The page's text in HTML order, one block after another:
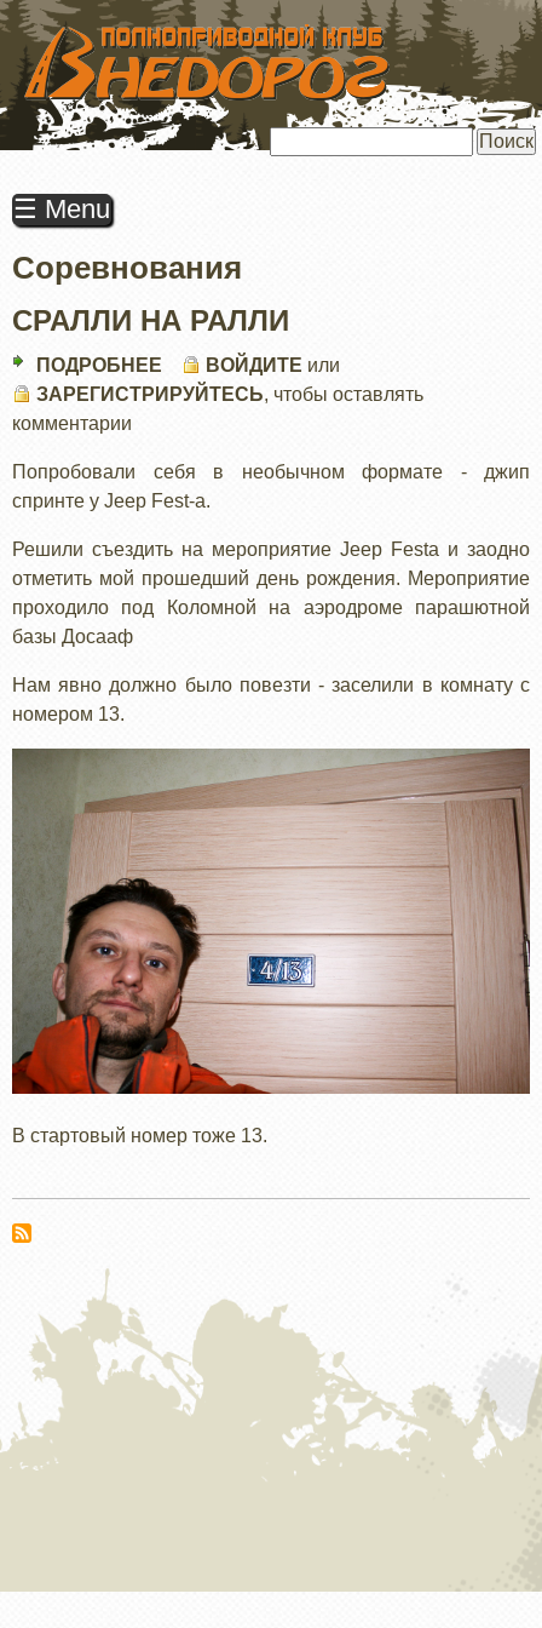
ПЕРЕЙТИ
ОСНОВНОМУ
СОДЕРЖАНИЮ
☰ Menu
Соревнования
СРАЛЛИ НА РАЛЛИ
ПОДРОБНЕЕ
СРАЛЛИ
ВОЙДИТЕ или
ЗАРЕГИСТРИРУЙТЕСЬ, чтобы оставлять
комментарии
Попробовали себя в необычном формате - джип
спринте у Jeep Fest-а.
Решили съездить на мероприятие Jeep Festa и заодно
отметить мой прошедший день рождения. Мероприятие
проходило под Коломной на аэродроме парашютной
базы Досааф
Нам явно должно было повезти - заселили в комнату с
номером 13.
B стартовый номер тоже 13.